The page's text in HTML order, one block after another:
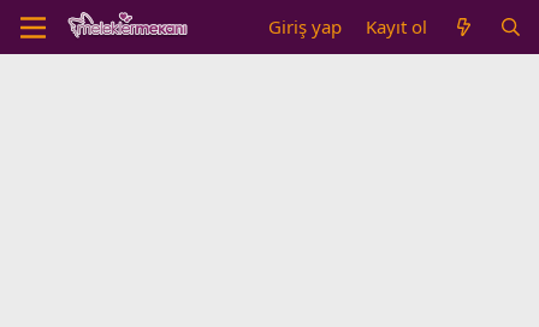
Giriş yap Kayıt ol